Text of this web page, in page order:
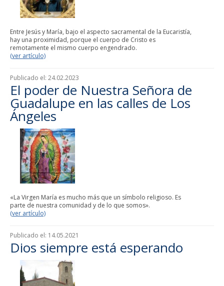
Entre Jesús y María, bajo el aspecto sacramental de la Eucaristía,
hay una proximidad, porque el cuerpo de Cristo es
remotamente el mismo cuerpo engendrado.
(ver artículo)
Publicado el: 24.02.2023
El poder de Nuestra Señora de
Guadalupe en las calles de Los
Ángeles
«La Virgen María es mucho más que un símbolo religioso. Es
parte de nuestra comunidad y de lo que somos».
(ver artículo)
Publicado el: 14.05.2021
Dios siempre está esperando